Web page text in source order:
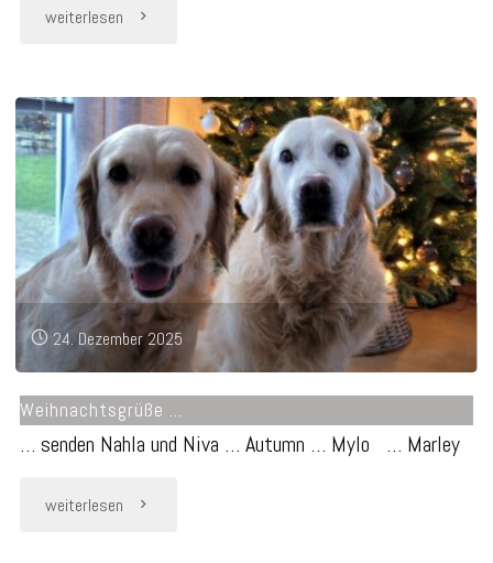
weiterlesen "Update
Jahresende"
24. Dezember 2025
Weihnachtsgrüße …
… senden Nahla und Niva … Autumn … Mylo … Marley
weiterlesen "Weihnachtsgrüße